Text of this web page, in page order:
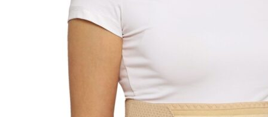
СТЕЛЬКИ ДЛЯ ДЕТЕЙ